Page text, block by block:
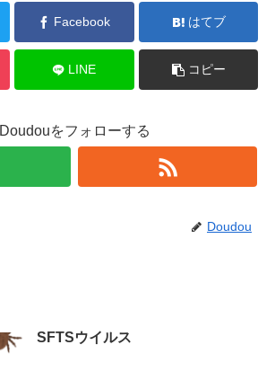
Facebook はてブ
LINE コピー
Doudouをフォローする
Doudou
SFTSウイルス